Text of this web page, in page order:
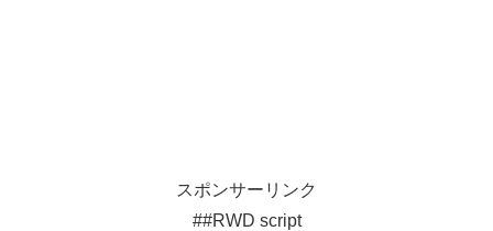
スポンサーリンク
##RWD script